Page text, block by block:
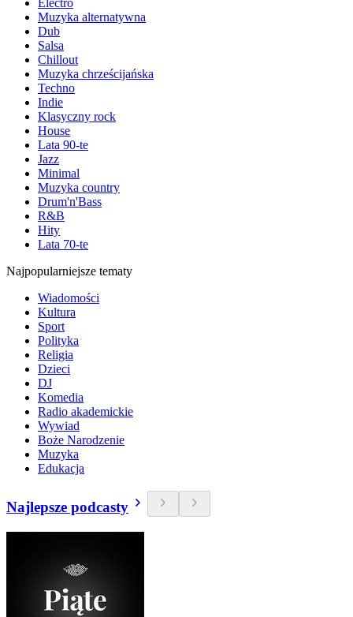
Electro
Muzyka alternatywna
Dub
Salsa
Chillout
Muzyka chrześcijańska
Techno
Indie
Klasyczny rock
House
Lata 90-te
Jazz
Minimal
Muzyka country
Drum'n'Bass
R&B
Hity
Lata 70-te
Najpopularniejsze tematy
Wiadomości
Kultura
Sport
Polityka
Religia
Dzieci
DJ
Komedia
Radio akademickie
Wywiad
Boże Narodzenie
Muzyka
Edukacja
Najlepsze podcasty